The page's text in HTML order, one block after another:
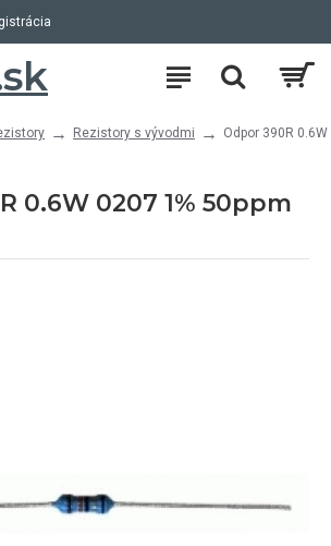
Rezistory s vývodmi Odpor 390R
0.6W 0207 1% 50ppm